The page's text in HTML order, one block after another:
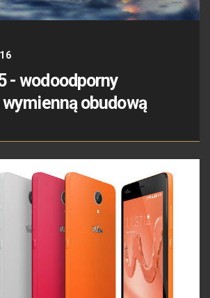
- wodoodporny
obudową